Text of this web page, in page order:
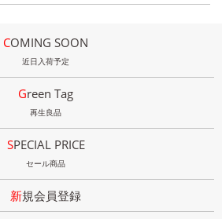
COMING SOON
近日入荷予定
Green Tag
再生良品
SPECIAL PRICE
セール商品
新規会員登録